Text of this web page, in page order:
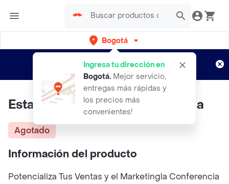
Bogotá
Ingresa tu dirección en
Bogotá. Mejor servicio,
entregas más rápidas y
los precios más
convenientes!
envíos gratis por semanas
Aplican TyC
Estamos Ciegos - Grupo Planeta
Agotado
Información del producto
Potencializa Tus Ventas y el Marketingla Conferencia